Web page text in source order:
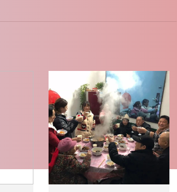
”
美育活动
活动资讯 | “晒年